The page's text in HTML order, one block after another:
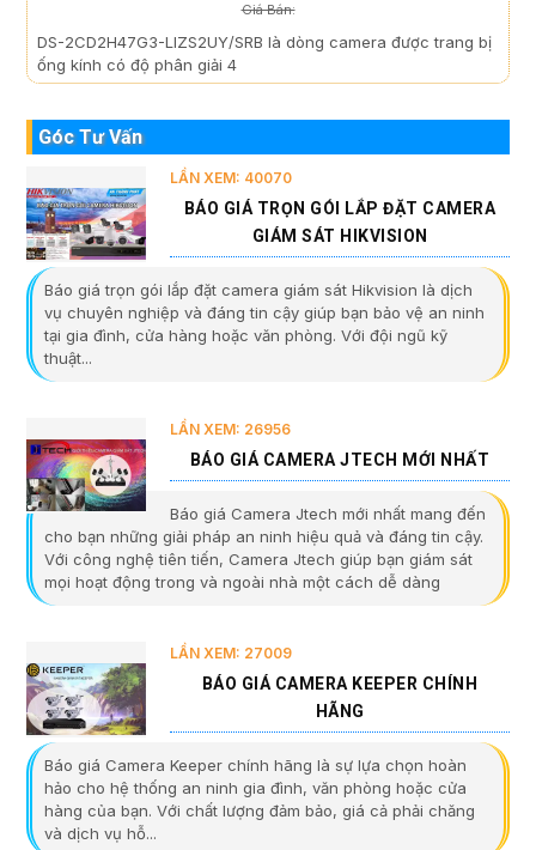
Giá Bán:
DS-2CD2H47G3-LIZS2UY/SRB là dòng camera được trang bị
ống kính có độ phân giải 4
Góc Tư Vấn
LẦN XEM: 40070
BÁO GIÁ TRỌN GÓI LẮP ĐẶT CAMERA
GIÁM SÁT HIKVISION
Báo giá trọn gói lắp đặt camera giám sát Hikvision là dịch
vụ chuyên nghiệp và đáng tin cậy giúp bạn bảo vệ an ninh
tại gia đình, cửa hàng hoặc văn phòng. Với đội ngũ kỹ
thuật...
LẦN XEM: 26956
BÁO GIÁ CAMERA JTECH MỚI NHẤT
Báo giá Camera Jtech mới nhất mang đến
cho bạn những giải pháp an ninh hiệu quả và đáng tin cậy.
Với công nghệ tiên tiến, Camera Jtech giúp bạn giám sát
mọi hoạt động trong và ngoài nhà một cách dễ dàng
LẦN XEM: 27009
BÁO GIÁ CAMERA KEEPER CHÍNH
HÃNG
Báo giá Camera Keeper chính hãng là sự lựa chọn hoàn
hảo cho hệ thống an ninh gia đình, văn phòng hoặc cửa
hàng của bạn. Với chất lượng đảm bảo, giá cả phải chăng
và dịch vụ hỗ...